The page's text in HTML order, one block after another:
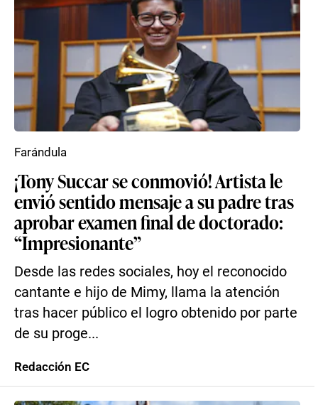
¡Tony Succar se conmovió! Artista le
envió sentido mensaje a su padre tras
aprobar examen final de doctorado:
“Impresionante”
Desde las redes sociales, hoy el reconocido
cantante e hijo de Mimy, llama la atención
tras hacer público el logro obtenido por parte
de su proge...
Farándula
Redacción EC